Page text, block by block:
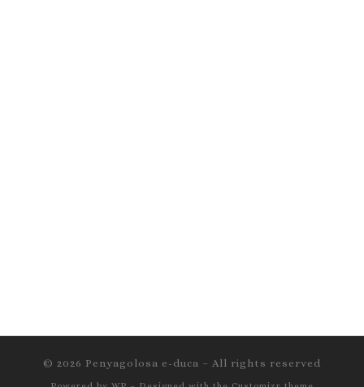
© 2026 Penyagolosa e-duca – All rights reserved